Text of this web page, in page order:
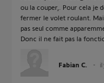
ou la couper,. Pour cela je
fermer le volet roulant.
pas seul comme
Donc il ne fait pas la
Fabian C. il